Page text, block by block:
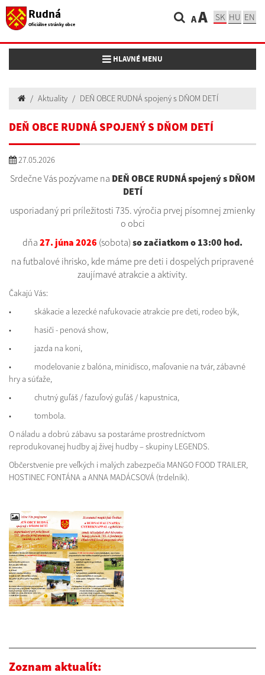
Rudná
Oficiálne stránky obce AA SK HU EN
Toggle navigation
HLAVNÉ MENU
Aktuality DEŇ OBCE RUDNÁ spojený s DŇOM DETÍ
DEŇ OBCE RUDNÁ SPOJENÝ S DŇOM DETÍ
27.05.2026
Srdečne Vás pozývame na DEŇ OBCE RUDNÁ spojený s DŇOM
DETÍ
usporiadaný pri príležitosti 735. výročia prvej písomnej zmienky
o obci
dňa 27. júna 2026 (sobota) so začiatkom o 13:00 hod.
na futbalové ihrisko, kde máme pre deti i dospelých pripravené
zaujímavé atrakcie a aktivity.
Čakajú Vás:
• skákacie a lezecké nafukovacie atrakcie pre deti, rodeo býk,
• hasiči - penová show,
• jazda na koni,
• modelovanie z balóna, minidisco, maľovanie na tvár, zábavné
hry a súťaže,
• chutný guľáš / fazuľový guľáš / kapustnica,
• tombola.
O náladu a dobrú zábavu sa postaráme prostredníctvom
reprodukovanej hudby aj živej hudby – skupiny LEGENDS.
Občerstvenie pre veľkých i malých zabezpečia MANGO FOOD TRAILER,
HOSTINEC FONTÁNA a ANNA MADÁCSOVÁ (trdelník).
Zoznam aktualít: